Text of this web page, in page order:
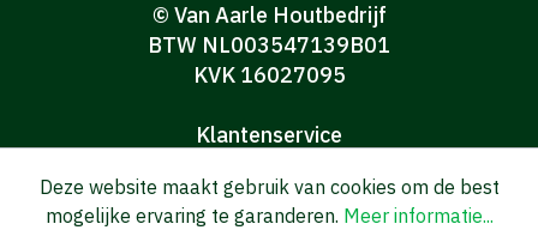
© Van Aarle Houtbedrijf
BTW NL003547139B01
KVK 16027095
Klantenservice
Algemene voorwaarden Consumenten
Deze website maakt gebruik van cookies om de best
mogelijke ervaring te garanderen. Meer informatie...